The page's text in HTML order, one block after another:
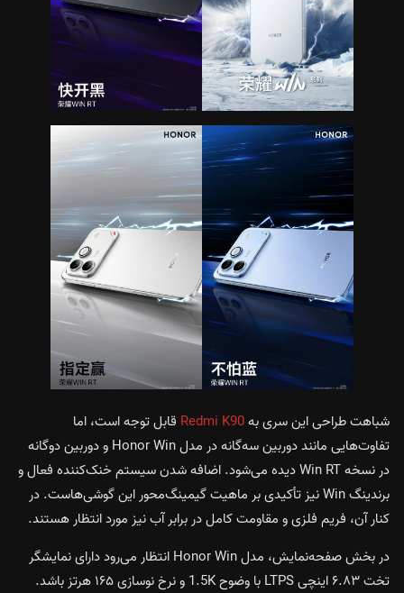
شباهت طراحی این سری بهRedmi K90 قابل توجه است، اما
تفاوت‌هایی مانند دوربین سه‌گانه در مدل Honor Win و دوربین دوگانه
در نسخه Win RT دیده می‌شود. اضافه شدن سیستم خنک‌کننده فعال و
برندینگ Win نیز تأکیدی بر ماهیت گیمینگ‌محور این گوشی‌هاست. در
کنار آن، فریم فلزی و مقاومت کامل در برابر آب نیز مورد انتظار هستند.
در بخش صفحه‌نمایش، مدل Honor Win انتظار می‌رود دارای نمایشگر
تخت ۶.۸۳ اینچی LTPS با وضوح 1.5K و نرخ نوسازی ۱۶۵ هرتز باشد.